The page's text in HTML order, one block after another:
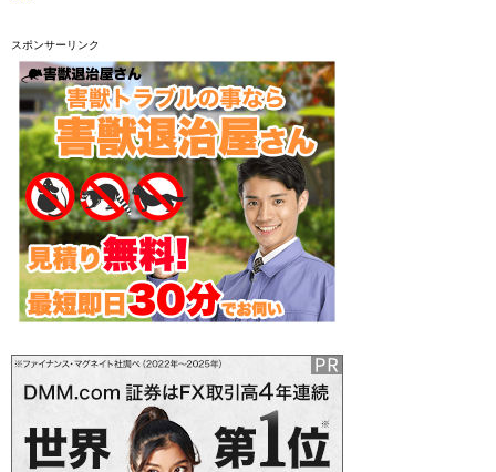
スポンサーリンク